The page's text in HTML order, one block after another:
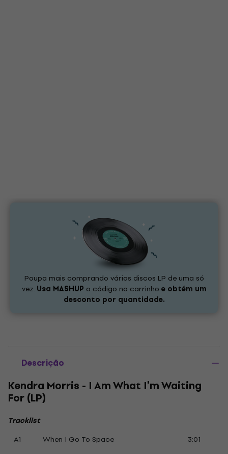
Poupa mais comprando vários discos LP de uma só
vez. Usa MASHUP o código no carrinho e obtém um
desconto por quantidade.
Descrição
Kendra Morris - I Am What I'm Waiting
For (LP)
Tracklist
A1
When I Go To Space
3:01